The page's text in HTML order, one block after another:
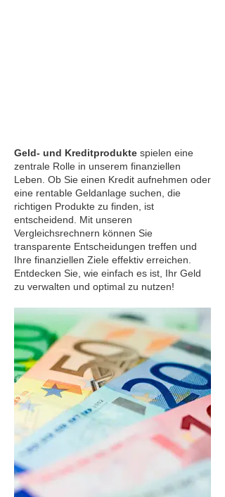
Geld- und Kreditprodukte spielen eine
zentrale Rolle in unserem finanziellen
Leben. Ob Sie einen Kredit aufnehmen oder
eine rentable Geldanlage suchen, die
richtigen Produkte zu finden, ist
entscheidend. Mit unseren
Vergleichsrechnern können Sie
transparente Entscheidungen treffen und
Ihre finanziellen Ziele effektiv erreichen.
Entdecken Sie, wie einfach es ist, Ihr Geld
zu verwalten und optimal zu nutzen!